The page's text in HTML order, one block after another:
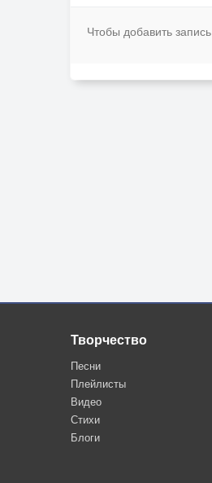
Чтобы добавить запись
Творчество
Песни
Плейлисты
Видео
Стихи
Блоги